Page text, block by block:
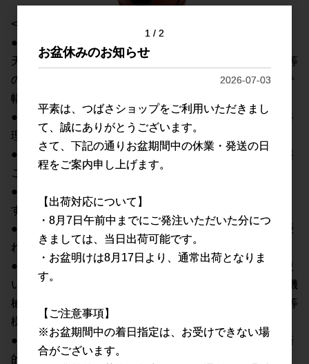
<特徴>
●強度に優れ、油脂や薬品にも強いニトリル製。
天然ゴムに比べて摩擦や突き刺し強度に優れ、油や洗剤等
の扱いにも適している合成ゴム(ニトリルゴム)製ですので
幅広い用途にご利用頂けます。
●【食品衛生法適合品】食品衛生法に適合しているため料
理などにも安心・安全にご利用頂けます。
●合成ゴム製でラテックスアレルギーの方でも手荒れを起
こしにくい手袋です。
●外側に細かなエンボス(凹凸)加工を施していますので、
すべりを防ぎます。
●手にピッタリフィットする仕上がりにより、作業性に優
れています。
●丈夫な厚手タイプなのでハードな作業に最適。通常の使
い捨てニトリル手袋に比べ、厚みのあるタイプですので機
械メンテナンス・工場内作業・農作業・畜産、水産加工等
様々な作業にご利用頂けます。
●便利な左右兼用タイプなので交換頻度を抑えてより経済
的。
1 2
お盆休みのお知らせ
2026-07-03
平素は、つばさショップをご利用いただきまし
て、誠にありがとうございます。
さて、下記の通りお盆期間中の休業・発送の日
程をご案内申し上げます。
【出荷対応について】
・8月7日午前中までにご発注いただいた分につ
きましては、当日出荷可能です。
・お盆明けは8月17日より、通常出荷となりま
す。
【ご注意事項】
※お盆期間中の着日指定は、お受けできない場
合がございます。